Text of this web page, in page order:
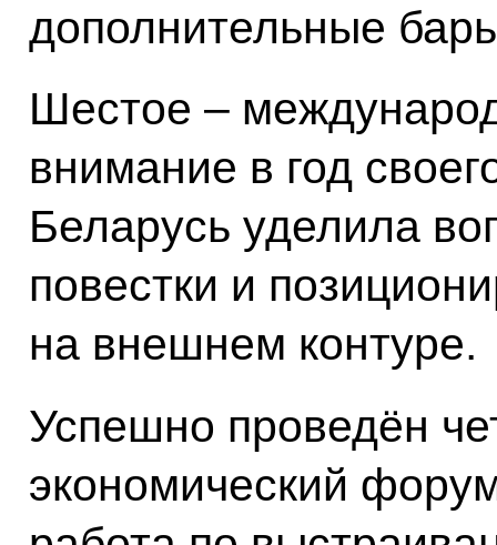
дополнительные
Шестое –
внимание в год
Беларусь уделила
повестки и
на внешнем контуре.
Успешно проведён
экономический